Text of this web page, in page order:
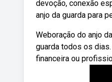
devoção, conexão
anjo da guarda para
Weboração do anjo
guarda todos os
financeira ou